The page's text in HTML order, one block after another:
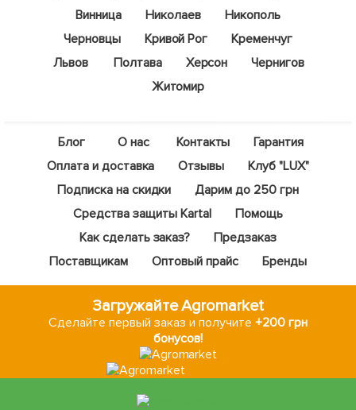
Винница
Николаев
Никополь
Черновцы
Кривой Рог
Кременчуг
Львов
Полтава Херсон
Чернигов
Житомир
Блог О нас Контакты
Гарантия
Оплата и доставка
Отзывы
Клуб "LUX"
Подписка на скидки
Дарим до 250 грн
Средства защиты Kartal
Помощь
Как сделать заказ?
Предзаказ
Поставщикам
Оптовый прайс Бренды
Загружайте Agromarket
Сделайте первый заказ и получите +200 грн
бонусов!